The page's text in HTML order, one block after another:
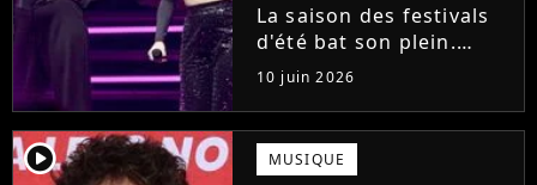
La saison des festivals
d'été bat son plein.
Avant sa venue à
Solidays ou aux
Francofolies, cette
chanteuse phare de la
pop francophone fait
10 juin 2026
player2 MUSIQUE